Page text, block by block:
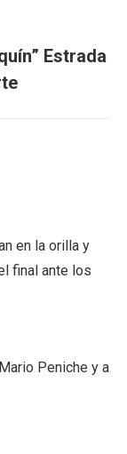
Estrada
en la orilla y
final ante los
Peniche y a